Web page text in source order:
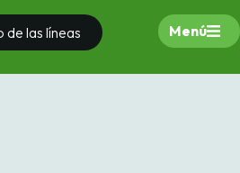
de las líneas Menú